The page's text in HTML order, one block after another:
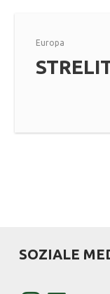
Europa
SOZIALE